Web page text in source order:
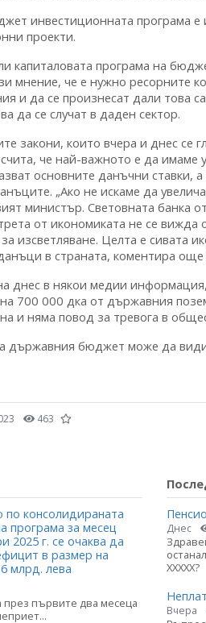
инвестиционната програма е
проекти.
капиталовата програма на
мнение, че е нужно ресорните
и да се произнесат дали това
да се случат в даден сектор.
закони, които вчера и днес се
че най-важното е да имаме
основните данъчни ставки,
„Ако не искаме да
министър. Световната банка
от икономиката не се вижда
изсветляване. Целта е сивата
в страната, коментира още
днес в някои медии
700 000 дка от държавния
и няма повод за тревога в
държавния бюджет може да
463
по консолидираната
програма за месец
2025 г. се очаква да
в размер на
млрд. лева
първите два месеца
Днес
ХХХХХ?
Вчера